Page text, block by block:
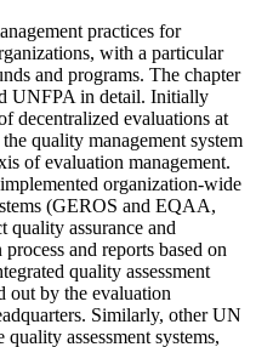
practices for
with a particular
and programs. The chapter
UNFPA in detail. Initially
decentralized evaluations at
quality management system
of evaluation management.
organization-wide
(GEROS and EQAA,
quality assurance and
and reports based on
quality assessment
out by the evaluation
Similarly, other UN
assessment systems,